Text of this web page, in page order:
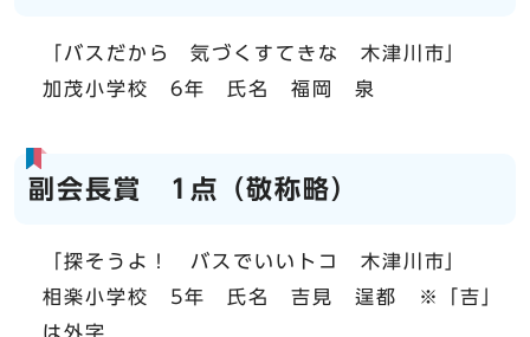
「バスだから 気づくすてきな 木津川市」
加茂小学校 6年 氏名 福岡 泉
副会長賞 1点（敬称略）
「探そうよ！ バスでいいトコ 木津川市」
相楽小学校 5年 氏名 吉見 逞都 ※「吉」
は外字